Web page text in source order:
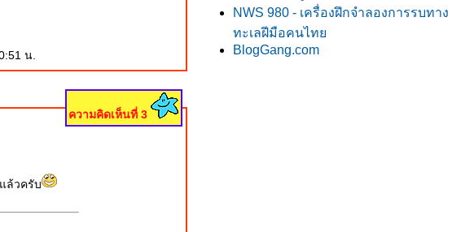
น.
ความคิดเห็นที่ 3
เลกันอยู่แล้วครับ
NWS 980 - เครื่องฝึกจำลองการรบทาง
ทะเลฝีมือคนไท
BlogGang.com